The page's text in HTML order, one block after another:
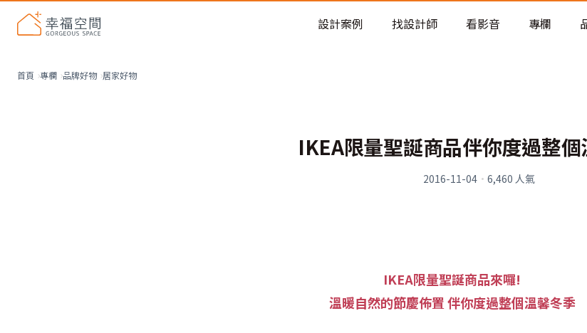
老屋預算分配與高 CP 值煥新術
設計案例 找設計師 看影音 專欄
首頁 專欄 品牌好物 居家好物
IKEA限量聖誕商品伴你度過整
2016-11-04· 6,460 人氣
IKEA限量聖誕商品來囉!
溫暖自然的節慶佈置伴你度過整個溫馨冬季